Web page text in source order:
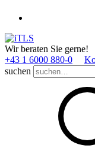
Wir beraten Sie gerne!
+43 1 6000 880­-0
suchen